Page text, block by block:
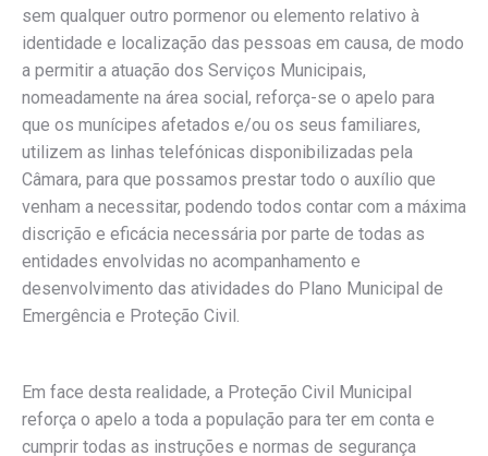
sem qualquer outro pormenor ou elemento relativo à
identidade e localização das pessoas em causa, de modo
a permitir a atuação dos Serviços Municipais,
nomeadamente na área social, reforça-se o apelo para
que os munícipes afetados e/ou os seus familiares,
utilizem as linhas telefónicas disponibilizadas pela
Câmara, para que possamos prestar todo o auxílio que
venham a necessitar, podendo todos contar com a máxima
discrição e eficácia necessária por parte de todas as
entidades envolvidas no acompanhamento e
desenvolvimento das atividades do Plano Municipal de
Emergência e Proteção Civil.
Em face desta realidade, a Proteção Civil Municipal
reforça o apelo a toda a população para ter em conta e
cumprir todas as instruções e normas de segurança